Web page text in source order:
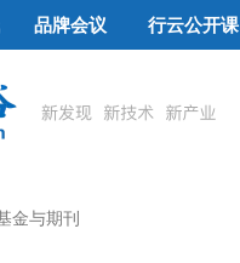
品牌会议 行云公开课
金与期刊